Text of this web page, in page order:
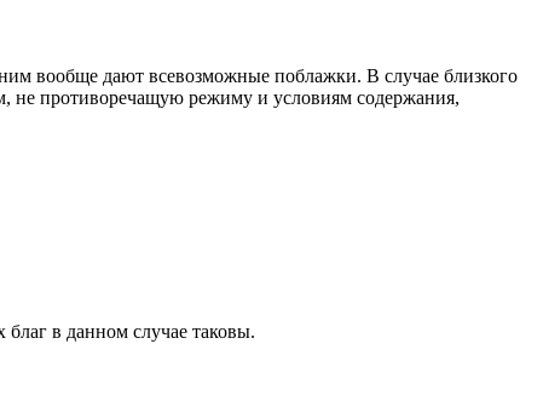
вообще дают всевозможные поблажки. В случае близкого
не противоречащую режиму и условиям содержания,
в данном случае таковы.